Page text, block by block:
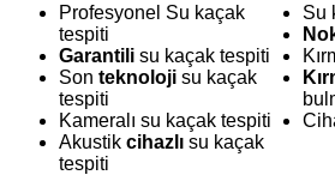
Profesyonel Su kaçak
tespiti
Garantilisu kaçak tespiti
Son teknolojisu kaçak
tespiti
Kameralı su kaçak tespiti
Akustik cihazlısu kaçak
tespiti
Su